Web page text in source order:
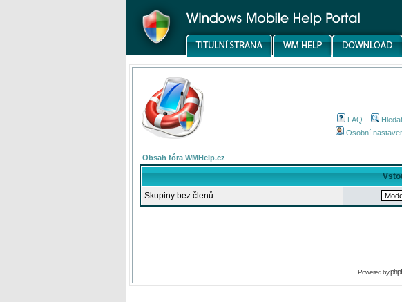
FAQ Hledat
Osobní
Obsah fóra WMHelp.cz
Skupiny bez členů
Powered by